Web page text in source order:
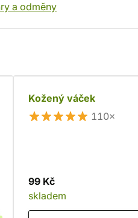
a odměny
Kožený váček
110×
99 Kč
skladem